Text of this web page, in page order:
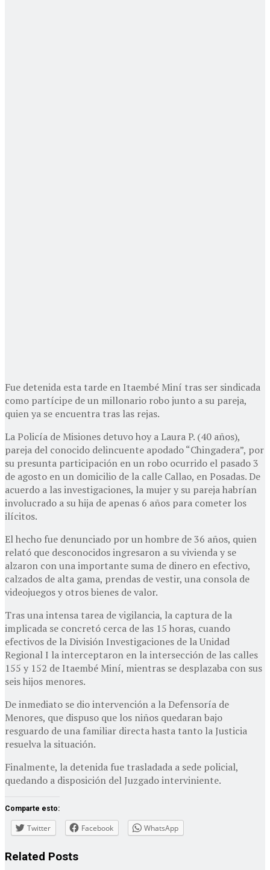
Fue detenida esta tarde en Itaembé Miní tras ser sindicada
como partícipe de un millonario robo junto a su pareja,
quien ya se encuentra tras las rejas.
La Policía de Misiones detuvo hoy a Laura P. (40 años),
pareja del conocido delincuente apodado “Chingadera”, por
su presunta participación en un robo ocurrido el pasado 3
de agosto en un domicilio de la calle Callao, en Posadas. De
acuerdo a las investigaciones, la mujer y su pareja habrían
involucrado a su hija de apenas 6 años para cometer los
ilícitos.
El hecho fue denunciado por un hombre de 36 años, quien
relató que desconocidos ingresaron a su vivienda y se
alzaron con una importante suma de dinero en efectivo,
calzados de alta gama, prendas de vestir, una consola de
videojuegos y otros bienes de valor.
Tras una intensa tarea de vigilancia, la captura de la
implicada se concretó cerca de las 15 horas, cuando
efectivos de la División Investigaciones de la Unidad
Regional I la interceptaron en la intersección de las calles
155 y 152 de Itaembé Miní, mientras se desplazaba con sus
seis hijos menores.
De inmediato se dio intervención a la Defensoría de
Menores, que dispuso que los niños quedaran bajo
resguardo de una familiar directa hasta tanto la Justicia
resuelva la situación.
Finalmente, la detenida fue trasladada a sede policial,
quedando a disposición del Juzgado interviniente.
Comparte esto:
Twitter Facebook WhatsApp
Related Posts